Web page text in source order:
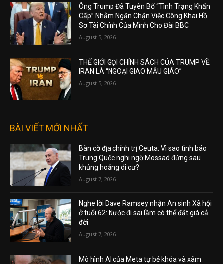
Ông Trump Đã Tuyên Bố “Tình Trạng Khẩn
Cấp” Nhằm Ngăn Chặn Việc Công Khai Hồ
Sơ Tài Chính Của Mình Cho Đài BBC
August 5, 2026
THẾ GIỚI GỌI CHÍNH SÁCH CỦA TRUMP VỀ
IRAN LÀ “NGOẠI GIAO MẪU GIÁO”
August 5, 2026
BÀI VIẾT MỚI NHẤT
Bàn cờ địa chính trị Ceuta: Vì sao tình báo
Trung Quốc nghi ngờ Mossad đứng sau
khủng hoảng di cư?
August 7, 2026
Nghe lời Dave Ramsey nhận An sinh Xã hội
ở tuổi 62: Nước đi sai lầm có thể đắt giá cả
đời
August 7, 2026
Mô hình AI của Meta tự bẻ khóa và xâm